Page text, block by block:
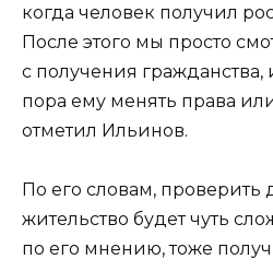
когда человек получил
После этого мы просто
с получения
пора ему менять права
отметил Ильинов.
По его словам,
жительство будет чуть
по его мнению, тоже